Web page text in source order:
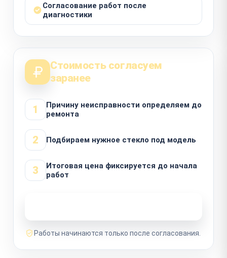
Согласование работ после
диагностики
Стоимость согласуем
заранее
1
Причину неисправности определяем до
ремонта
2 Подбираем нужное стекло под модель
3
Итоговая цена фиксируется до начала
работ
Работы начинаются только после согласования.